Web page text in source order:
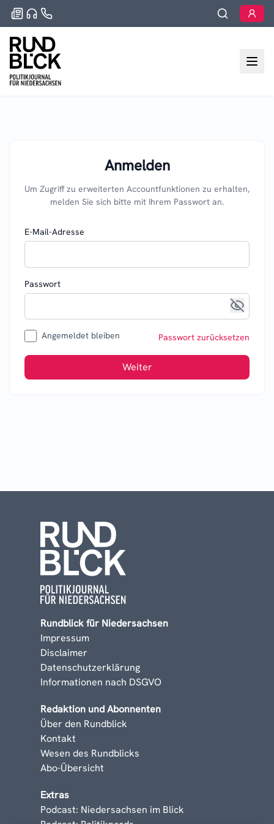
Anmelden
Um Zugriff zu erweiterten Accountfunktionen zu erhalten,
melden Sie sich bitte mit Ihrem Passwort an.
E-Mail-Adresse
Passwort
Angemeldet bleiben Passwort zurücksetzen
Weiter
Rundblick für Niedersachsen
Impressum
Disclaimer
Datenschutzerklärung
Informationen nach DSGVO
Redaktion und Abonnenten
Über den Rundblick
Kontakt
Wesen des Rundblicks
Abo-Übersicht
Extras
Podcast: Niedersachsen im Blick